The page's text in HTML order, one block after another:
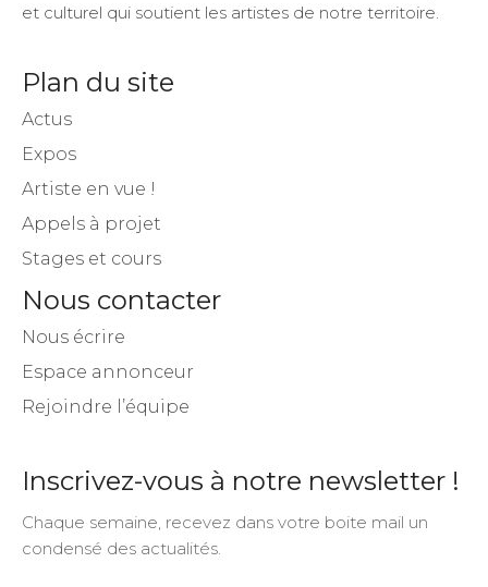
et culturel qui soutient les artistes de notre territoire.
Plan du site
Actus
Expos
Artiste en vue !
Appels à projet
Stages et cours
Nous contacter
Nous écrire
Espace annonceur
Rejoindre l’équipe
Inscrivez-vous à notre newsletter !
Chaque semaine, recevez dans votre boite mail un
condensé des actualités.